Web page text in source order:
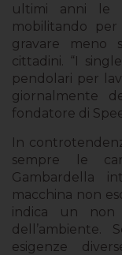
ultimi anni le
mobilitando
gravare meno
cittadini. “I
pendolari per
giornalmente
fondatore di
In
sempre le
Gambardella
macchina non
indica un non
dell’ambiente.
esigenze